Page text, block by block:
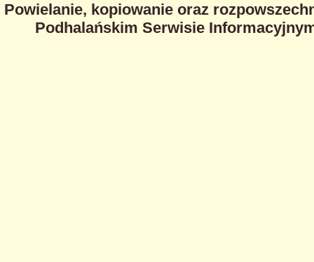
Powielanie, kopiowanie oraz
Podhalańskim Serwisie